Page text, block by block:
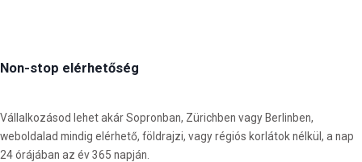
Non-stop elérhetőség
Vállalkozásod lehet akár Sopronban, Zürichben vagy Berlinben,
weboldalad mindig elérhető, földrajzi, vagy régiós korlátok nélkül, a nap
24 órájában az év 365 napján.